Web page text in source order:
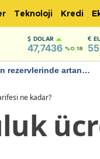
Teknoloji Kredi
DOLAR
47,7436 %0.18
rezervlerinde artan
ne kadar?